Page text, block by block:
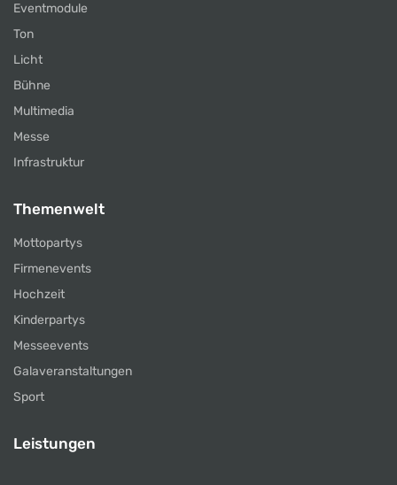
Eventmodule
Ton
Licht
Bühne
Multimedia
Messe
Infrastruktur
Themenwelt
Mottopartys
Firmenevents
Hochzeit
Kinderpartys
Messeevents
Galaveranstaltungen
Sport
Leistungen